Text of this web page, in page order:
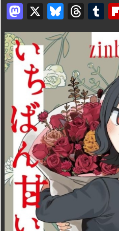
M
a
st
o
d
o
n
X
Bl
u
e
s
k
y
T
hr
e
a
d
s
T
u
m
bl
r